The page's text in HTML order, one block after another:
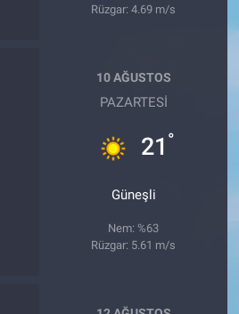
Rüzgar: 4.69 m/s
10 AĞUSTOS
PAZARTESI
21 °
Güneşli
Nem: %63
Rüzgar: 5.61 m/s